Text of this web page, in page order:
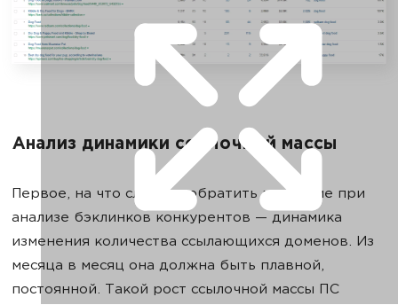
Анализ динамики ссылочной массы
Первое, на что следует обратить внимание при
анализе бэклинков конкурентов — динамика
изменения количества ссылающихся доменов. Из
месяца в месяц она должна быть плавной,
постоянной. Такой рост ссылочной массы ПС